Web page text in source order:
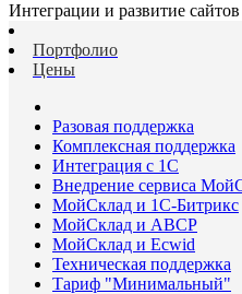
Интеграции и развитие
Портфолио
Цены
Разовая поддержка
Комплексная поддержка
Интеграция с 1С
Внедрение сервиса
МойСклад и 1С-Битрикс
МойСклад и ABCP
МойСклад и Ecwid
Техническая поддержка
Тариф "Минимальный"